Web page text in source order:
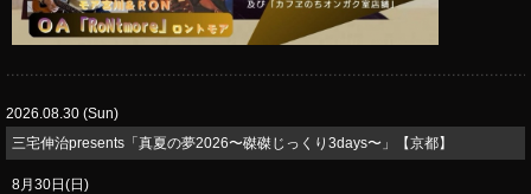
2026.08.30 (Sun)
三宅伸治presents「真夏の夢2026〜磔磔じっくり3days〜」【京都】
8月30日(日)